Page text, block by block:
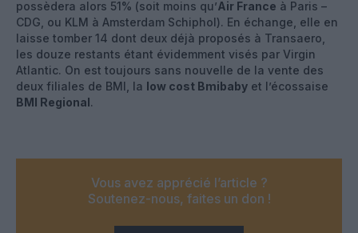
possèdera alors 51% (soit moins qu’Air France à Paris –
CDG, ou KLM à Amsterdam Schiphol). En échange, elle en
laisse tomber 14 dont deux déjà proposés à Transaero,
les douze restants étant évidemment visés par Virgin
Atlantic. On est toujours sans nouvelle de la vente des
deux filiales de BMI, la low cost Bmibaby et l’écossaise
BMI Regional.
Vous avez apprécié l’article ?
Soutenez-nous, faites un don !